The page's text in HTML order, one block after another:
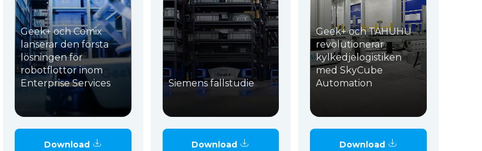
Geek+ och Comix
lanserar den första
lösningen för
robotflottor inom
Enterprise Services
Download
Siemens fallstudie
Download
Geek+ och TAHUHU
revolutionerar
kylkedjelogistiken
med SkyCube
Automation
Download